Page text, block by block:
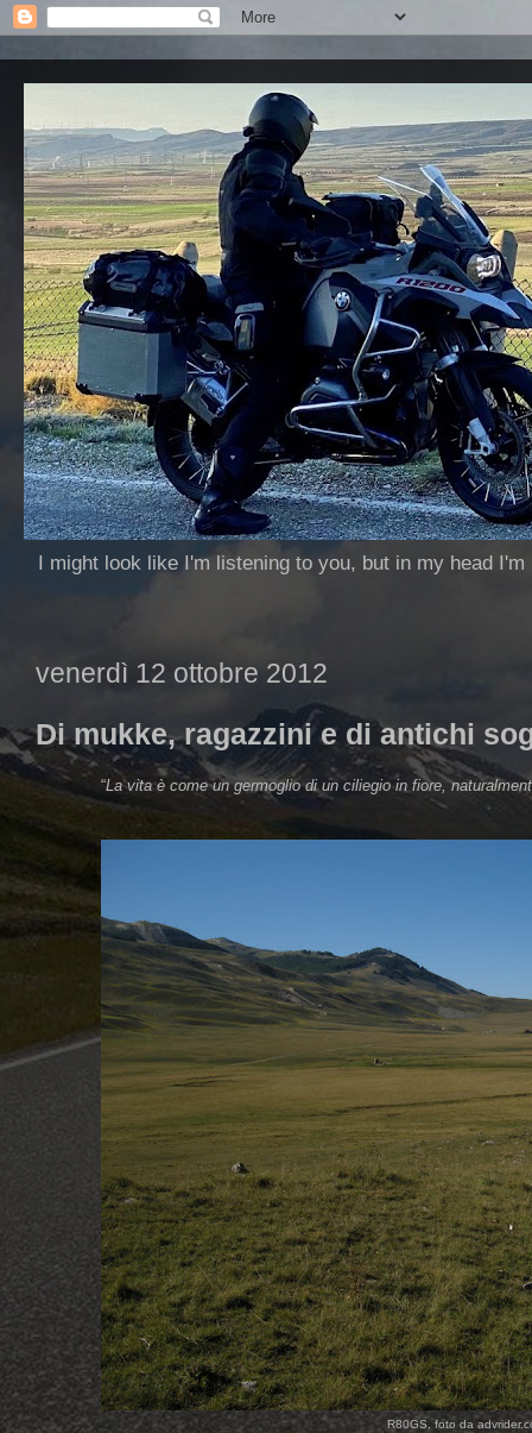
I might look like I'm listening to you, but in my head
venerdì 12 ottobre 2012
Di mukke, ragazzini e di antichi
“La vita è come un germoglio di un ciliegio in fiore,
R80GS, foto da